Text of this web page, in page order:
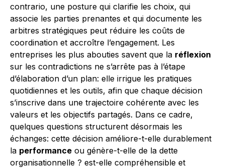
contrario, une posture qui clarifie les choix, qui
associe les parties prenantes et qui documente les
arbitres stratégiques peut réduire les coûts de
coordination et accroître l’engagement. Les
entreprises les plus abouties savent que la réflexion
sur les contradictions ne s’arrête pas à l’étape
d’élaboration d’un plan: elle irrigue les pratiques
quotidiennes et les outils, afin que chaque décision
s’inscrive dans une trajectoire cohérente avec les
valeurs et les objectifs partagés. Dans ce cadre,
quelques questions structurent désormais les
échanges: cette décision améliore-t-elle durablement
la performance ou génère-t-elle de la dette
organisationnelle ? est-elle compréhensible et